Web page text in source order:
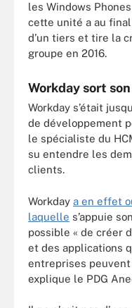
les Windows
cette unité a au
d’un tiers et tire la
groupe en 2016.
Workday sort
Workday s’était
de développement
le spécialiste du
su entendre les
clients.
Workday a en effet
laquelle s’appuie
possible « de créer
et des applications
entreprises peuvent
explique le PDG